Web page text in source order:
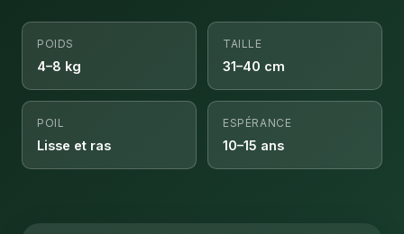
POIDS
4–8 kg
TAILLE
31–40 cm
POIL
Lisse et ras
ESPÉRANCE
10–15 ans